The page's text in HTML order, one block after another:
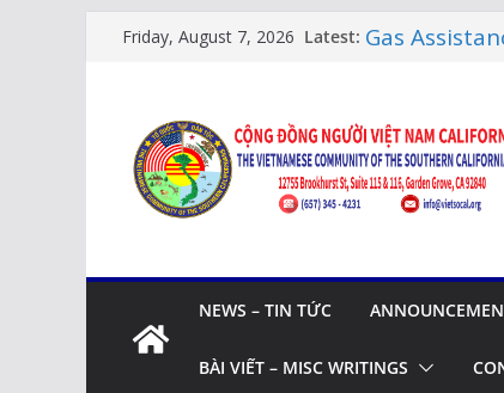
Friday, August 7, 2026 Latest: Gas
Citizenship
Thi Quốc
Human
XUÂN
NEWS – TIN TỨC
BÀI VIẾT – MISC WRITINGS